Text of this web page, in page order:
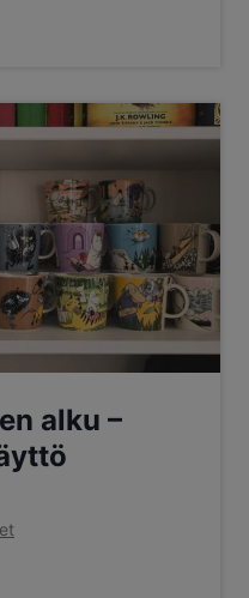
alku –